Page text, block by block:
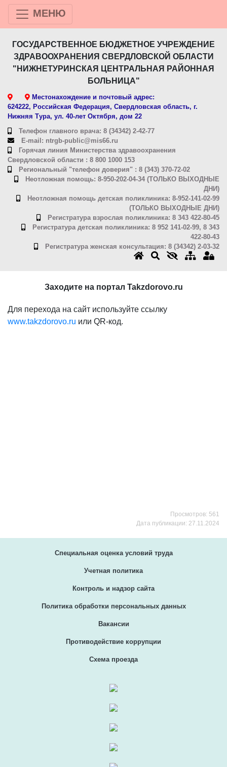
МЕНЮ
ГОСУДАРСТВЕННОЕ БЮДЖЕТНОЕ УЧРЕЖДЕНИЕ
ЗДРАВООХРАНЕНИЯ СВЕРДЛОВСКОЙ ОБЛАСТИ
"НИЖНЕТУРИНСКАЯ ЦЕНТРАЛЬНАЯ РАЙОННАЯ
БОЛЬНИЦА"
Местонахождение и почтовый адрес:
624222, Российская Федерация, Свердловская область, г.
Нижняя Тура, ул. 40-лет Октября, дом 22
Телефон главного врача: 8 (34342) 2-42-77
E-mail: ntrgb-public@mis66.ru
Горячая линия Министерства здравоохранения
Свердловской области : 8 800 1000 153
Региональный "телефон доверия" : 8 (343) 370-72-02
Неотложная помощь: 8-950-202-04-34 (ТОЛЬКО ВЫХОДНЫЕ
ДНИ)
Неотложная помощь детская поликлиника: 8-952-141-02-99
(ТОЛЬКО ВЫХОДНЫЕ ДНИ)
Регистратура взрослая поликлиника: 8 343 422-80-45
Регистратура детская поликлиника: 8 952 141-02-99, 8 343
422-80-43
Регистратура женская консультация: 8 (34342) 2-03-32
Заходите на портал Takzdorovo.ru
Для перехода на сайт используйте ссылку
www.takzdorovo.ru или QR-код.
Просмотров: 561
Дата публикации: 27.11.2024
Специальная оценка условий труда
Учетная политика
Контроль и надзор сайта
Политика обработки персональных данных
Вакансии
Противодействие коррупции
Схема проезда